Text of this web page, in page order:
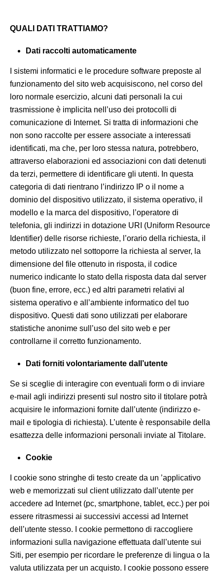
QUALI DATI TRATTIAMO?
Dati raccolti automaticamente
I sistemi informatici e le procedure software preposte al
funzionamento del sito web acquisiscono, nel corso del
loro normale esercizio, alcuni dati personali la cui
trasmissione è implicita nell’uso dei protocolli di
comunicazione di Internet. Si tratta di informazioni che
non sono raccolte per essere associate a interessati
identificati, ma che, per loro stessa natura, potrebbero,
attraverso elaborazioni ed associazioni con dati detenuti
da terzi, permettere di identificare gli utenti. In questa
categoria di dati rientrano l’indirizzo IP o il nome a
dominio del dispositivo utilizzato, il sistema operativo, il
modello e la marca del dispositivo, l’operatore di
telefonia, gli indirizzi in dotazione URI (Uniform Resource
Identifier) delle risorse richieste, l’orario della richiesta, il
metodo utilizzato nel sottoporre la richiesta al server, la
dimensione del file ottenuto in risposta, il codice
numerico indicante lo stato della risposta data dal server
(buon fine, errore, ecc.) ed altri parametri relativi al
sistema operativo e all’ambiente informatico del tuo
dispositivo. Questi dati sono utilizzati per elaborare
statistiche anonime sull’uso del sito web e per
controllarne il corretto funzionamento.
Dati forniti volontariamente dall’utente
Se si sceglie di interagire con eventuali form o di inviare
e-mail agli indirizzi presenti sul nostro sito il titolare potrà
acquisire le informazioni fornite dall’utente (indirizzo e-
mail e tipologia di richiesta). L’utente è responsabile della
esattezza delle informazioni personali inviate al Titolare.
Cookie
I cookie sono stringhe di testo create da un ’applicativo
web e memorizzati sul client utilizzato dall’utente per
accedere ad Internet (pc, smartphone, tablet, ecc.) per poi
essere ritrasmessi ai successivi accessi ad Internet
dell’utente stesso. I cookie permettono di raccogliere
informazioni sulla navigazione effettuata dall’utente sui
Siti, per esempio per ricordare le preferenze di lingua o la
valuta utilizzata per un acquisto. I cookie possono essere